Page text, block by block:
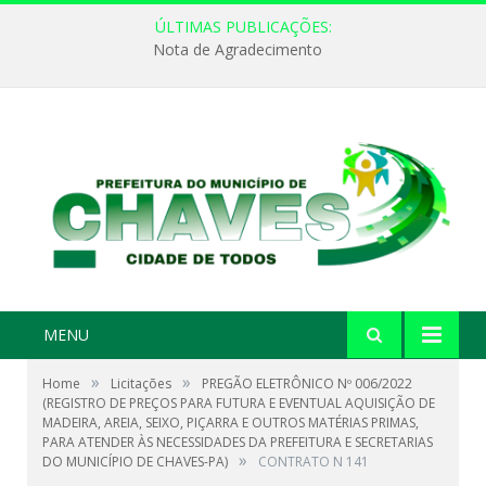
ÚLTIMAS PUBLICAÇÕES:
Nota de Agradecimento
MENU
Home » Licitações »
PREGÃO ELETRÔNICO Nº 006/2022
(REGISTRO DE PREÇOS PARA FUTURA E EVENTUAL AQUISIÇÃO DE
MADEIRA, AREIA, SEIXO, PIÇARRA E OUTROS MATÉRIAS PRIMAS,
PARA ATENDER ÀS NECESSIDADES DA PREFEITURA E SECRETARIAS
DO MUNICÍPIO DE CHAVES-PA) » CONTRATO N 141